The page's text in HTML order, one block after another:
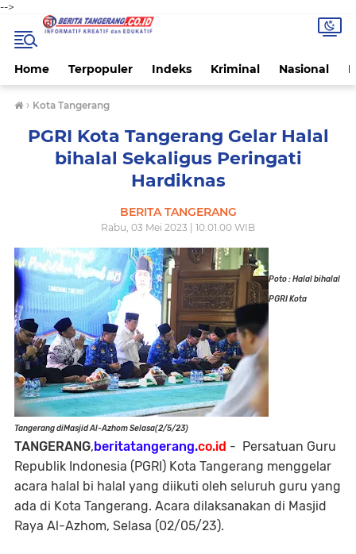
-->
Home Terpopuler Indeks Kriminal Nasional
› Kota Tangerang
PGRI Kota Tangerang Gelar Halal
bihalal Sekaligus Peringati
Hardiknas
BERITA TANGERANG
Rabu, 03 Mei 2023 | 10.01.00 WIB
Poto : Halal bihalal
PGRI Kota
Tangerang diMasjid Al-Azhom Selasa(2/5/23)
TANGERANG,beritatangerang.co.id - Persatuan Guru
Republik Indonesia (PGRI) Kota Tangerang menggelar
acara halal bi halal yang diikuti oleh seluruh guru yang
ada di Kota Tangerang. Acara dilaksanakan di Masjid
Raya Al-Azhom, Selasa (02/05/23).